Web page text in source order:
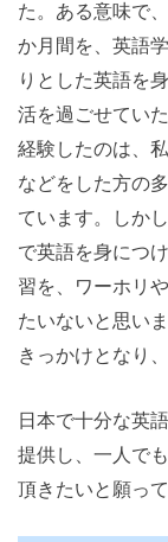
た。ある意味で
か月間を、英語
りとした英語を
活を過ごせてい
経験したのは、
などをした方の
ています。しか
で英語を身につ
習を、ワーホリ
たいないと思い
きっかけとなり
日本で十分な英
提供し、一人で
頂きたいと願って